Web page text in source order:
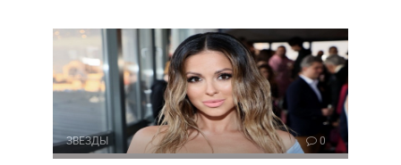
ЗВЕЗДЫ 0